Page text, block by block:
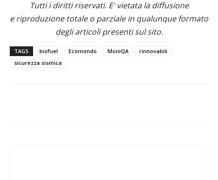
Tutti i diritti riservati. E' vietata la diffusione
e riproduzione totale o parziale in qualunque formato
degli articoli presenti sul sito.
TAGS biofuel Ecomondo MoniQA
rinnovabili
sicurezza sismica